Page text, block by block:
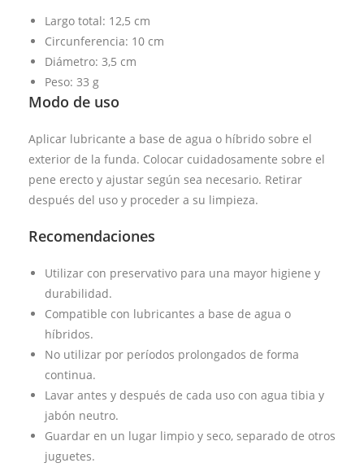
Largo total: 12,5 cm
Circunferencia: 10 cm
Diámetro: 3,5 cm
Peso: 33 g
Modo de uso
Aplicar lubricante a base de agua o híbrido sobre el
exterior de la funda. Colocar cuidadosamente sobre el
pene erecto y ajustar según sea necesario. Retirar
después del uso y proceder a su limpieza.
Recomendaciones
Utilizar con preservativo para una mayor higiene y
durabilidad.
Compatible con lubricantes a base de agua o
híbridos.
No utilizar por períodos prolongados de forma
continua.
Lavar antes y después de cada uso con agua tibia y
jabón neutro.
Guardar en un lugar limpio y seco, separado de otros
juguetes.